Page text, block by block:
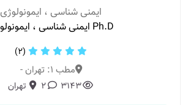
ایمنی شناسی ، ایمونولوژی
Ph.D ایمنی شناسی ، ایمونولوژی
(2)
مطب 1: تهران -
3143
2 تهران